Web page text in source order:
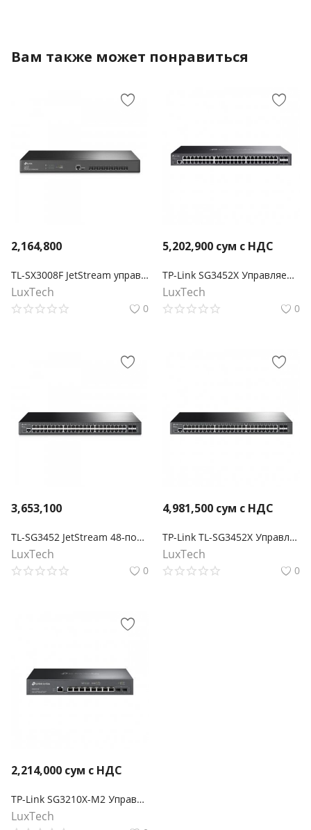
Вам также может понравиться
2,164,800
TL-SX3008F JetStream управляемый коммутатор уровня 2+ на 8 портов SFP+ 10GE
LuxTech
0
5,202,900 сум с НДС
TP-Link SG3452X Управляемый коммутатор Omada уровня 2+ с 48 гигабитными портами и 4 портами SFP+
LuxTech
0
3,653,100
TL-SG3452 JetStream 48‑портовый гигабитный управляемый коммутатор 2‑го уровня с 4 SFP‑слотами
LuxTech
0
4,981,500 сум с НДС
TP-Link TL-SG3452X Управляемый коммутатор JetStream уровня 2+ с 48 гигабитными портами RJ45 и 4 портами SFP+
LuxTech
0
2,214,000 сум с НДС
TP-Link SG3210X-M2 Управляемый коммутатор Omada L2+ с 8 портами 2.5G
LuxTech